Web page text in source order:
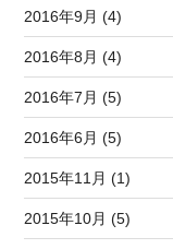
2016年9月 (4)
2016年8月 (4)
2016年7月 (5)
2016年6月 (5)
2015年11月 (1)
2015年10月 (5)